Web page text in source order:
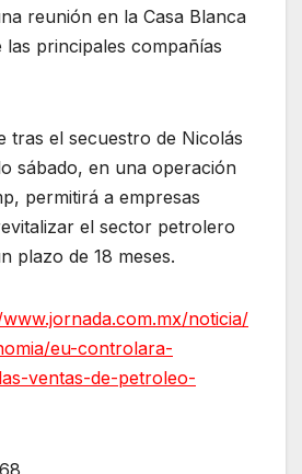
reunión en la Casa Blanca
principales compañías
tras el secuestro de Nicolás
sábado, en una operación
permitirá a empresas
el sector petrolero
plazo de 18 meses.
noticia/
eu-controlara-
ventas-de-petroleo-